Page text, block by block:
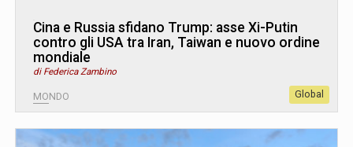
Cina e Russia sfidano Trump: asse Xi-Putin
contro gli USA tra Iran, Taiwan e nuovo ordine
mondiale
di Federica Zambino
MONDO Global